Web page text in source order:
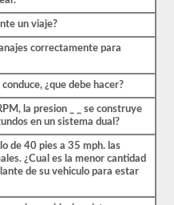
un viaje?
correctamente para
¿que debe hacer?
la presion _ _ se construye
en un sistema dual?
de 40 pies a 35 mph. las
¿Cual es la menor cantidad
de su vehiculo para estar